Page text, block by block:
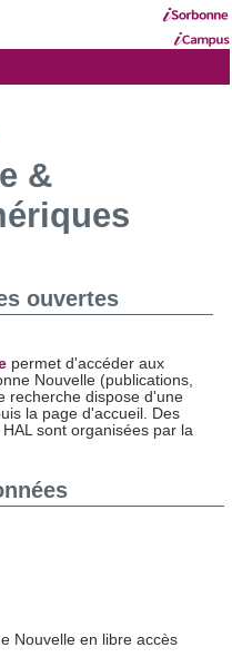
&
ouvertes
permet d'accéder aux
Nouvelle (publications,
recherche dispose d'une
la page d'accueil. Des
sont organisées par la
Nouvelle en libre accès